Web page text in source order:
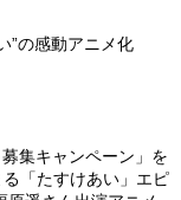
”の感動アニメ化
集キャンペーン」を
「たすけあい」エピ